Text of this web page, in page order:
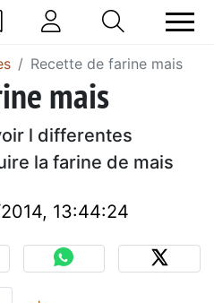
Recette de farine mais
mais
l differentes
la farine de mais
13:44:24